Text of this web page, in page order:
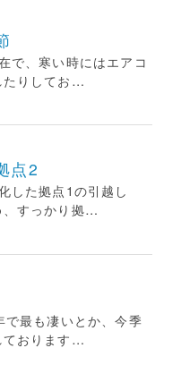
で、寒い時にはエアコ
たりしてお…
点2
した拠点1の引越し
、すっかり拠…
で最も凄いとか、今季
ております…